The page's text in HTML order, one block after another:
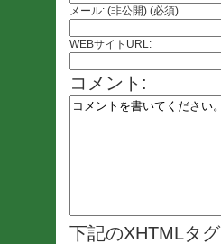
メール: (非公開) (必須)
WEBサイトURL:
コメント:
下記のXHTMLタ